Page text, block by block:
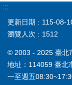
:::
更新日期
115-08-
瀏覽人次
1512
© 2003 - 2025 臺北
地址：114059 臺北
一至週五